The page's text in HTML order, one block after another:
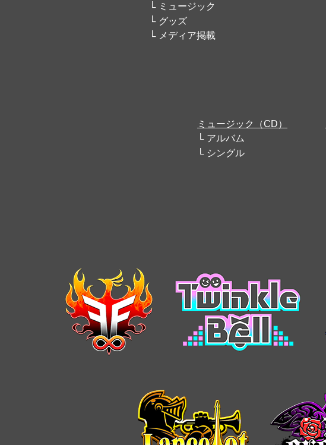
ミュージック
グッズ
メディア掲載
ミュージック（CD）
アルバム
シングル